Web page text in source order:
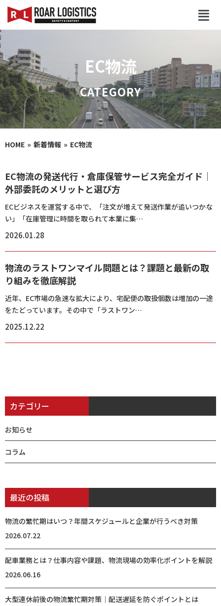
EC物流
HOME 新着情報 EC物流
EC物流の発送代行・倉庫保管サービス完全ガイド｜
外部委託のメリットと選び方
ECビジネスを運営する中で、「注文が増えて発送作業が追いつかな
い」「在庫管理に時間を取られて本業に集…
2026.01.28
物流のラストワンマイル問題とは？課題と最新の取
り組みを徹底解説
近年、EC市場の急速な拡大により、宅配便の取扱個数は増加の一途
をたどっています。その中で「ラストワン…
2025.12.22
カテゴリー
お知らせ
コラム
最近の投稿
物流の繁忙期はいつ？年間スケジュールと企業が行うべき対策
2026.07.22
配車業務とは？仕事内容や課題、物流現場の効率化ポイントを解説
2026.06.16
大型連休前後の物流繁忙期対策｜配送遅延を防ぐポイントとは